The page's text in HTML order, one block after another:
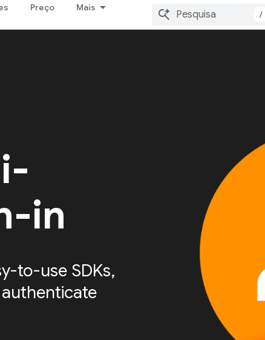
Preço Mais
/
in
to-use SDKs,
authenticate